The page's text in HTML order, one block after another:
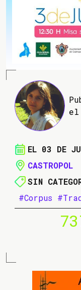
el
EL 03 DE
CASTROPOL
SIN
#Corpus